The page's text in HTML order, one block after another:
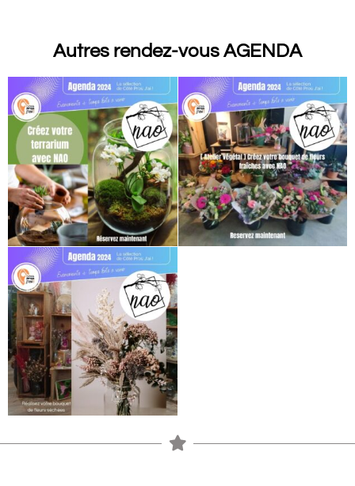
Autres rendez-vous AGENDA